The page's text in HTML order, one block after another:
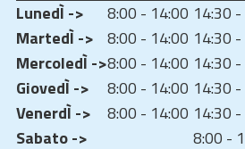
LunedÌ ->
8:00 - 14:00 14:30
MartedÌ -> 8:00 - 14:00 14:30
MercoledÌ ->8:00 - 14:00 14:30
GiovedÌ ->
8:00 - 14:00 14:30
VenerdÌ ->
8:00 - 14:00 14:30
Sabato ->
8:00 -